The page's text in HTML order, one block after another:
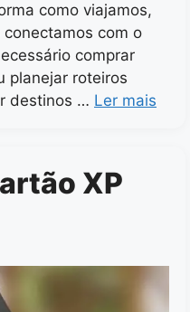
como viajamos,
com o
comprar
planejar roteiros
destinos … Ler mais
XP